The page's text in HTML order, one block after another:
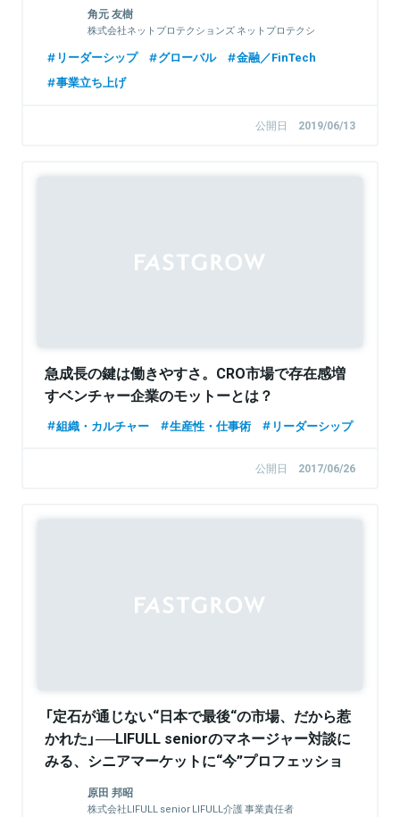
角元 友樹
株式会社ネットプロテクションズ ネットプロテクシ
リーダーシップ グローバル
金融／FinTech
事業立ち上げ
公開日 2019/06/13
急成長の鍵は働きやすさ。CRO市場で存在感増
すベンチャー企業のモットーとは？
組織・カルチャー 生産性・仕事術 リーダーシップ
公開日 2017/06/26
「定石が通じない“日本で最後“の市場、だから惹
かれた」──LIFULL seniorのマネージャー対談に
みる、シニアマーケットに“今”プロフェッショ
ナル人材が集うワケ
原田 邦昭
株式会社LIFULL senior LIFULL介護 事業責任者